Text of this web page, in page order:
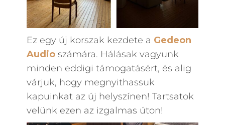
Ez egy új korszak kezdete a Gedeon
Audioszámára. Hálásak vagyunk
minden eddigi támogatásért, és alig
várjuk, hogy megnyithassuk
kapuinkat az új helyszínen! Tartsatok
velünk ezen az izgalmas úton!